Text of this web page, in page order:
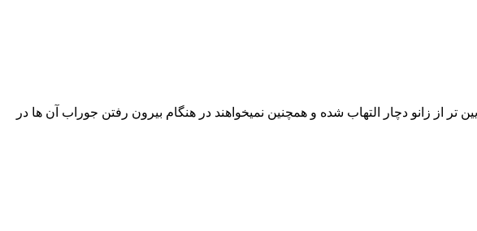
از زانو دچار التهاب شده و همچنین نمیخواهند در هنگام بیرون رفتن جوراب آن ها در